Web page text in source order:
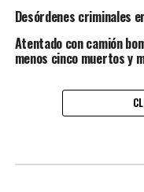
Desórdenes criminales
Atentado con camión
menos cinco muertos y